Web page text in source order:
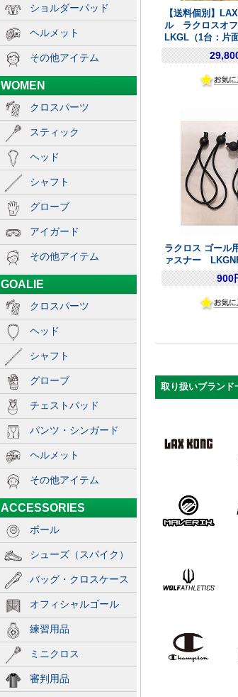
ショルダーパッド
ヘルメット
その他アイテム
WOMEN
クロスパーツ
スティック
ヘッド
シャフト
グローブ
アイガード
その他アイテム
GOALIE
クロスパーツ
ヘッド
シャフト
グローブ
チェストパッド
パンツ・シンガード
ヘルメット
その他アイテム
ACCESSORIES
ボール
シューズ（スパイク）
バッグ・クロスケース
オフィシャルゴール
練習用品
ミニクロス
審判用品
【送料個別】
ル ラクロスオ
LKGL（1台：片面
ラクロス ゴール
ァスナー
900
取り扱いブランド